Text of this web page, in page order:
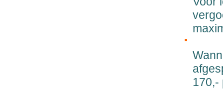
170,-